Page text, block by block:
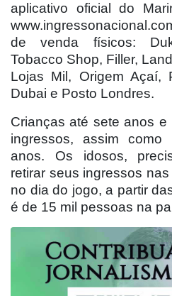
aplicativo oficial do
de venda físicos:
Tobacco Shop, Filler,
Lojas Mil, Origem Açaí,
Dubai e Posto Londres.
Crianças até sete anos
ingressos, assim
anos. Os idosos,
retirar seus ingressos
no dia do jogo, a partir
é de 15 mil pessoas na